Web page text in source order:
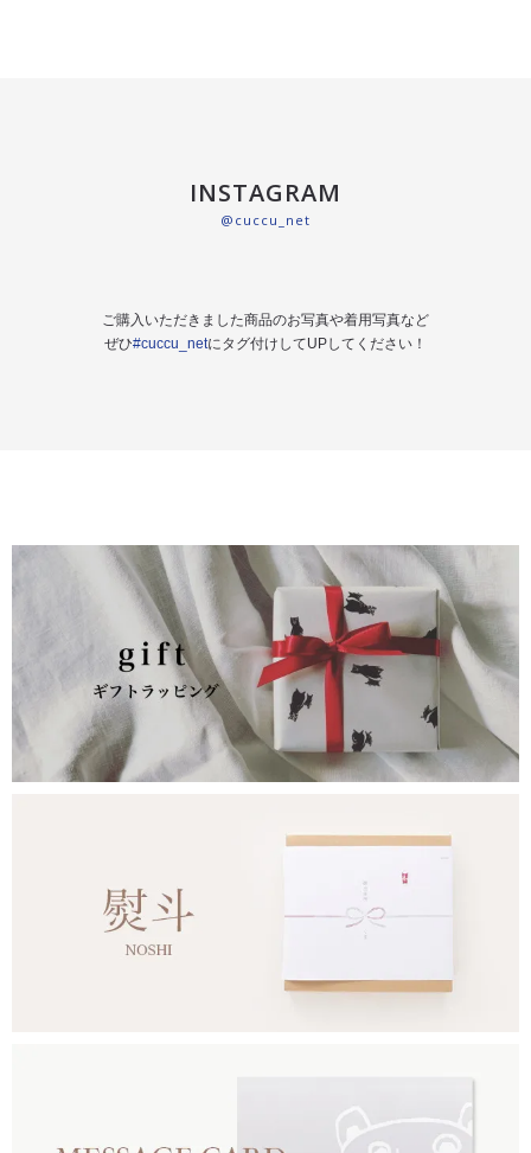
INSTAGRAM
@cuccu_net
ご購入いただきました商品のお写真や着用写真など
ぜひ#cuccu_netにタグ付けしてUPしてください！